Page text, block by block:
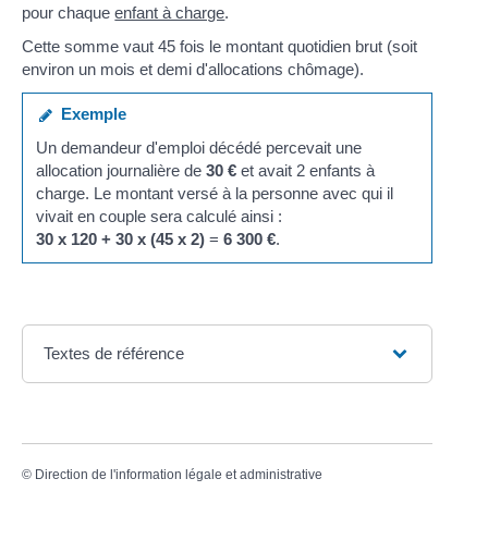
pour chaqueenfant à charge.
Cette somme vaut 45 fois le montant quotidien brut (soit
environ un mois et demi d'allocations chômage).
Exemple
Un demandeur d'emploi décédé percevait une
allocation journalière de 30 €et avait 2 enfants à
charge. Le montant versé à la personne avec qui il
vivait en couple sera calculé ainsi :
30 x 120 + 30 x (45 x 2)= 6 300 €.
Textes de référence
© Direction de l'information légale et administrative